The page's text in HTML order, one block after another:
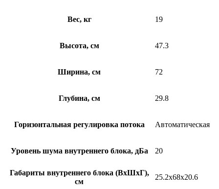
Вес, кг 19
Высота, см 47.3
Ширина, см 72
Глубина, см 29.8
Горизонтальная регулировка потока Автоматическая
Уровень шума внутреннего блока, дБа 20
Габариты внутреннего блока (ВхШхГ),
см
25.2x68x20.6